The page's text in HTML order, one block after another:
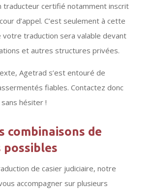
traducteur certifié notamment inscrit
d’appel. C’est seulement à cette
votre traduction sera valable devant
et autres structures privées.
Agetrad s’est entouré de
fiables. Contactez donc
hésiter !
combinaisons de
possibles
de casier judiciaire, notre
accompagner sur plusieurs